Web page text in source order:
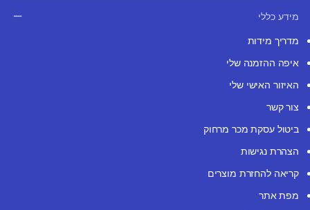
מידע כללי
מדריך מידות
איפה ההזמנה שלי
האיזור האישי שלי
צור קשר
ביטול עסקת מכר מרחוק
הצהרת נגישות
קריאה להחזרת מוצרים
מפת אתר